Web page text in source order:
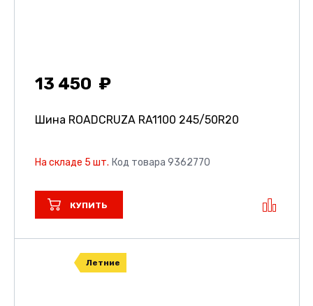
13 450
Шина ROADCRUZA RA1100 245/50R20
На складе 5 шт. Код товара 9362770
КУПИТЬ
Летние